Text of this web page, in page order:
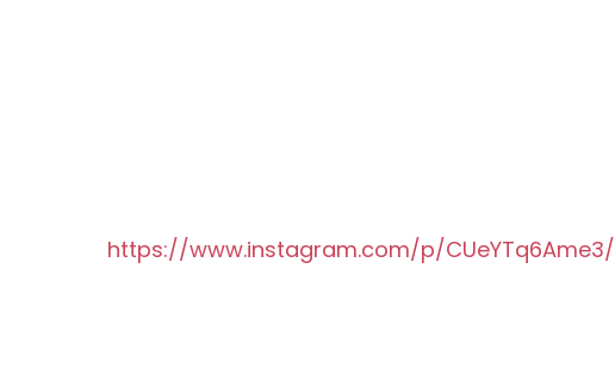
https://www.instagram.com/p/CUeYTq6Ame3/